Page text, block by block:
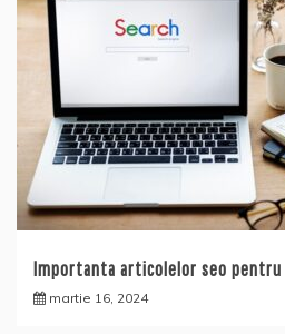
Importanta articolelor seo pentru
martie 16, 2024